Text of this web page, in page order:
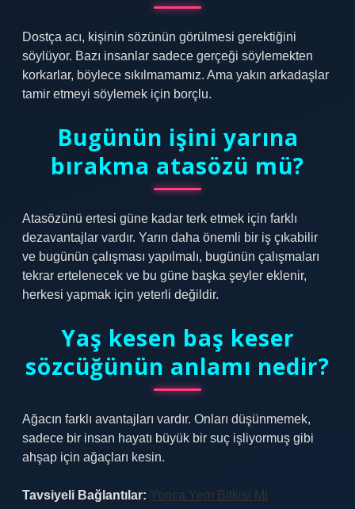
Dostça acı, kişinin sözünün görülmesi gerektiğini
söylüyor. Bazı insanlar sadece gerçeği söylemekten
korkarlar, böylece sıkılmamamız. Ama yakın arkadaşlar
tamir etmeyi söylemek için borçlu.
Bugünün işini yarına
bırakma atasözü mü?
Atasözünü ertesi güne kadar terk etmek için farklı
dezavantajlar vardır. Yarın daha önemli bir iş çıkabilir
ve bugünün çalışması yapılmalı, bugünün çalışmaları
tekrar ertelenecek ve bu güne başka şeyler eklenir,
herkesi yapmak için yeterli değildir.
Yaş kesen baş keser
sözcüğünün anlamı nedir?
Ağacın farklı avantajları vardır. Onları düşünmemek,
sadece bir insan hayatı büyük bir suç işliyormuş gibi
ahşap için ağaçları kesin.
Tavsiyeli Bağlantılar: Yonca Yem Bitkisi Mi